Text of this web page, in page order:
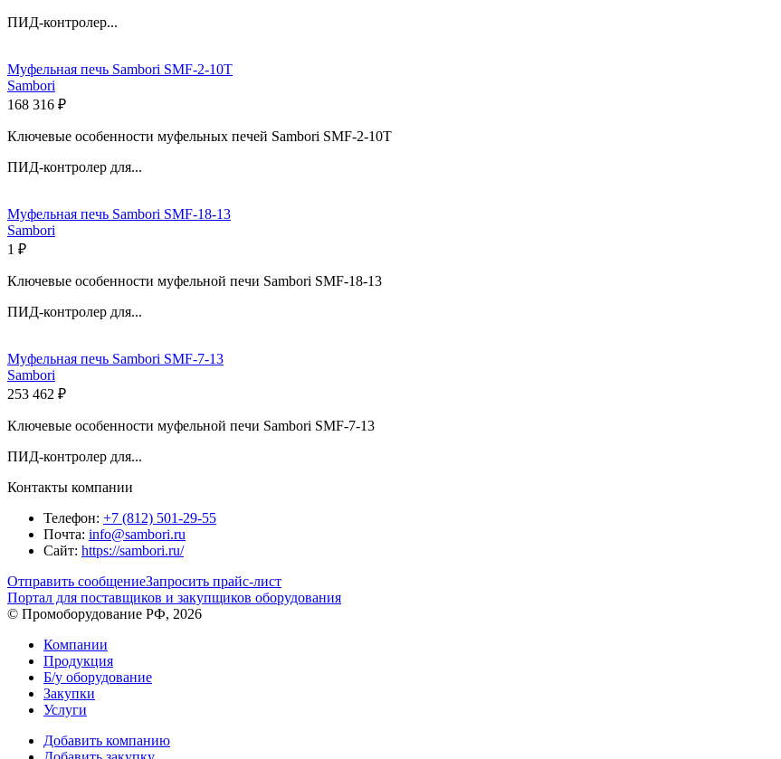
ПИД-контролер...
Муфельная печь Sambori SMF-2-10T
Sambori
168 316 ₽
Ключевые особенности муфельных печей Sambori SMF-2-10T
ПИД-контролер для...
Муфельная печь Sambori SMF-18-13
Sambori
1 ₽
Ключевые особенности муфельной печи Sambori SMF-18-13
ПИД-контролер для...
Муфельная печь Sambori SMF-7-13
Sambori
253 462 ₽
Ключевые особенности муфельной печи Sambori SMF-7-13
ПИД-контролер для...
Контакты компании
Телефон: +7 (812) 501-29-55
Почта: info@sambori.ru
Сайт: https://sambori.ru/
Отправить сообщениеЗапросить прайс-лист
Портал для поставщиков и закупщиков оборудования
© Промоборудование РФ, 2026
Компании
Продукция
Б/у оборудование
Закупки
Услуги
Добавить компанию